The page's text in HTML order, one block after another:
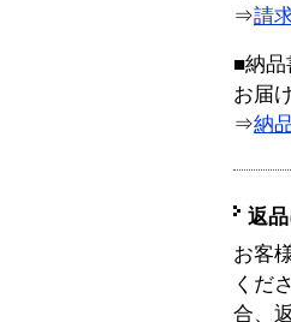
⇒請
■納品
お届
⇒納
返
お客
くだ
合、